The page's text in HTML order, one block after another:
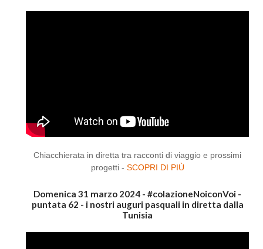
Chiacchierata in diretta tra racconti di viaggio e prossimi
progetti - SCOPRI DI PIÙ
Domenica 31 marzo 2024 - #colazioneNoiconVoi -
puntata 62 - i nostri auguri pasquali in diretta dalla
Tunisia